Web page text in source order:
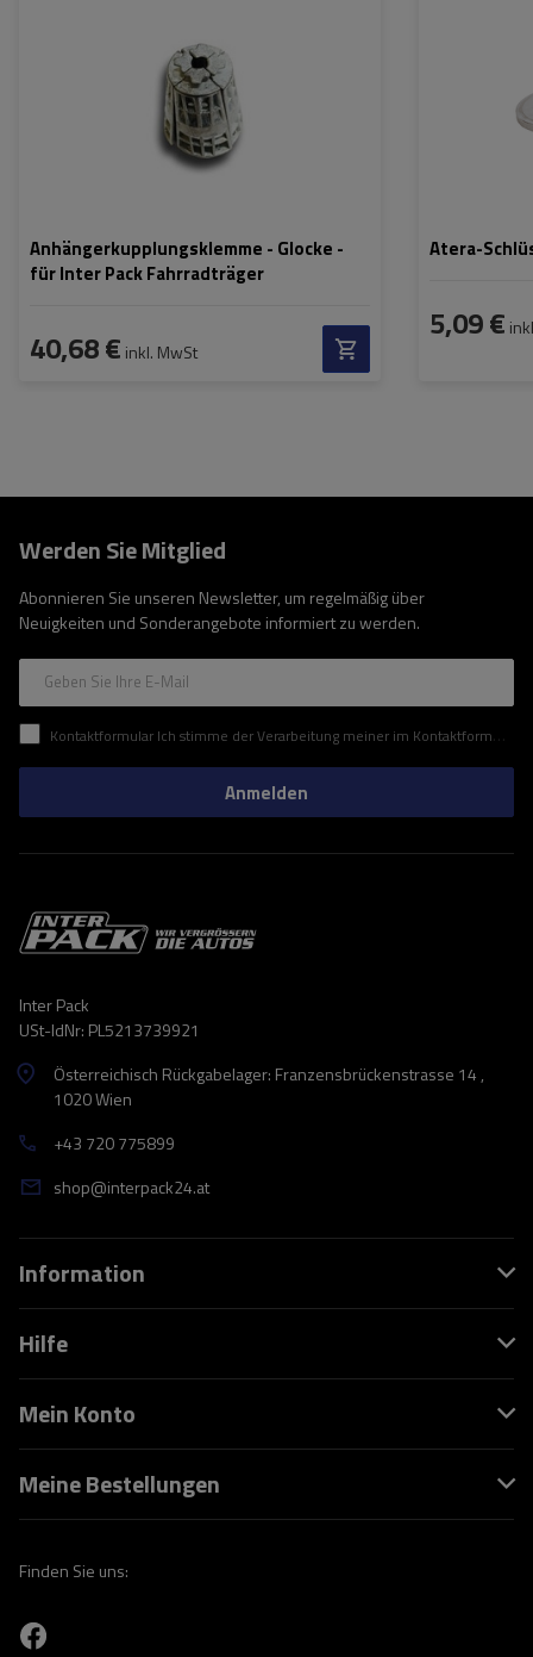
Anhängerkupplungsklemme - Glocke -
für Inter Pack Fahrradträger
40,68 € inkl. MwSt
Atera-
5,09 €
Werden Sie Mitglied
Abonnieren Sie unseren Newsletter, um regelmäßig über
Neuigkeiten und Sonderangebote informiert zu werden.
Geben Sie Ihre E-Mail
Kontaktformular Ich stimme der Verarbeitung meiner im Kontaktformular enthaltenen personenbezogenen Daten gemäß der Verordnung (EU) des Europäischen Parlaments und des Rates zu.
Anmelden
Inter Pack
USt-IdNr: PL5213739921
Österreichisch Rückgabelager: Franzensbrückenstrasse 14 ,
1020 Wien
+43 720 775899
shop@interpack24.at
Information
Hilfe
Mein Konto
Meine Bestellungen
Finden Sie uns: